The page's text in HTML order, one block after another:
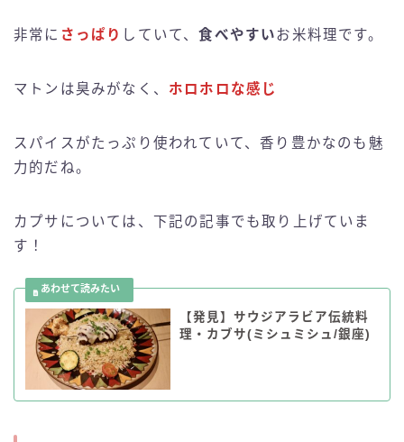
非常に さっぱり していて、食べやすいお米料理です。
マトンは臭みがなく、 ホロホロな感じ
スパイスがたっぷり使われていて、香り豊かなのも魅
力的だね。
カプサについては、下記の記事でも取り上げていま
す！
【発見】サウジアラビア伝統料
理・カブサ(ミシュミシュ/銀座)